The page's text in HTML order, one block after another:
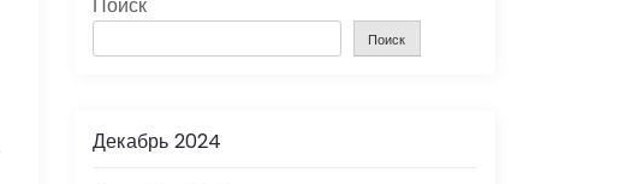
Поиск
Декабрь 2024